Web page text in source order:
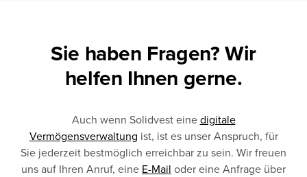
Sie haben Fragen? Wir
helfen Ihnen gerne.
Auch wenn Solidvest eine digitale
Vermögensverwaltung ist, ist es unser Anspruch, für
Sie jederzeit bestmöglich erreichbar zu sein. Wir freuen
uns auf Ihren Anruf, eine E-Mail oder eine Anfrage über